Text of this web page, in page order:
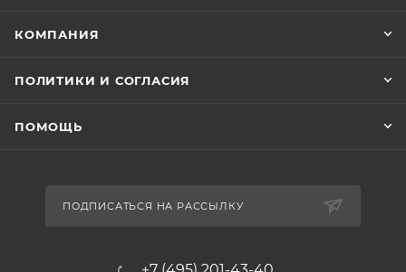
КОМПАНИЯ
ПОЛИТИКИ И СОГЛАСИЯ
ПОМОЩЬ
ПОДПИСАТЬСЯ НА РАССЫЛКУ